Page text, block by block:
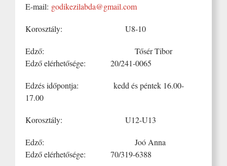
E-mail: godikezilabda@gmail.com
Korosztály: U8-10
Edző: Tősér Tibor
Edző elérhetősége: 20/241-0065
Edzés időpontja: kedd és péntek 16.00-
17.00
Korosztály: U12-U13
Edző: Joó Anna
Edző elérhetősége: 70/319-6388